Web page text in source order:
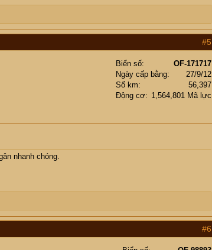
bị bắt, bị cấm mọi hoạt động liên quan đến
Bobbo,Koka2015
#5
Biển số
OF-171717
Ngày cấp bằng
27/9/12
Số km
56,397
Động cơ
1,564,801 Mã lực
nhanh chóng.
#6